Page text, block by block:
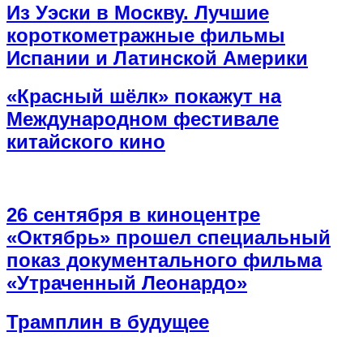
Из Уэски в Москву. Лучшие
короткометражные фильмы
Испании и Латинской Америки
«Красный шёлк» покажут на
Международном фестивале
китайского кино
26 сентября в киноцентре
«Октябрь» прошел специальный
показ документального фильма
«Утраченный Леонардо»
Трамплин в будущее